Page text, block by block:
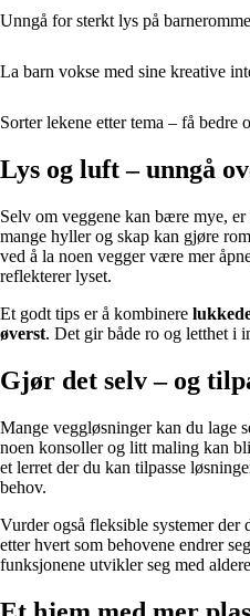
Unngå for sterkt lys på
La barn vokse med sine kreative
Sorter lekene etter tema – få bedre
Lys og luft – unngå
Selv om veggene kan bære mye,
mange hyller og skap kan gjøre
ved å la noen vegger være mer
reflekterer lyset.
Et godt tips er å kombinere
øverst. Det gir både ro og letthet i
Gjør det selv – og
Mange veggløsninger kan du lage
noen konsoller og litt maling kan
et lerret der du kan tilpasse
behov.
Vurder også fleksible systemer
etter hvert som behovene endrer
funksjonene utvikler seg med